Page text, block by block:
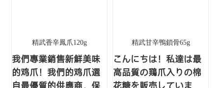
精武香辛鳳爪120g
我們專業銷售新鮮美味
的鸡爪！我們的鸡爪選
精武甘辛鴨鎖骨65g
こんにちは！私達は最
高品質の鶏爪入りの棉